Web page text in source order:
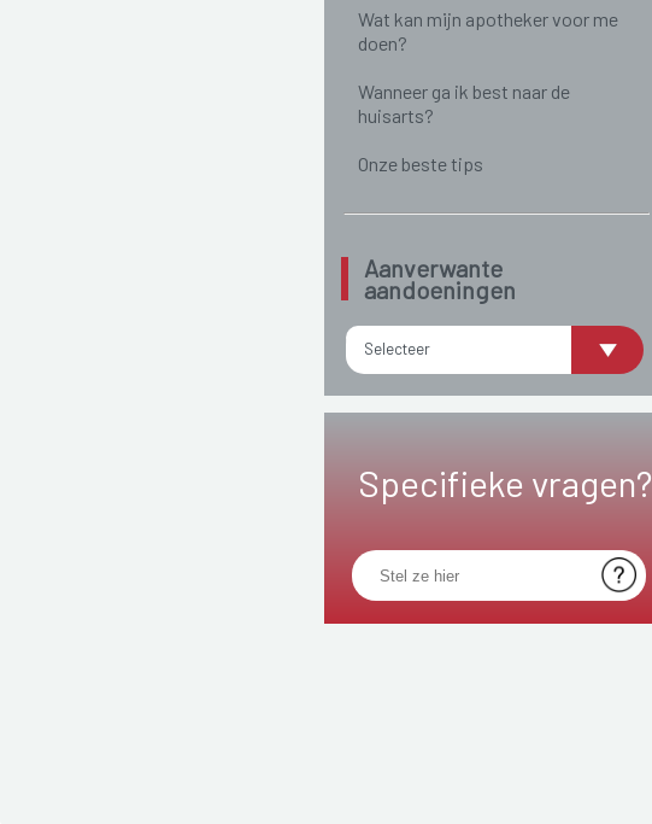
Wat kan mijn apotheker voor me
doen?
Wanneer ga ik best naar de
huisarts?
Onze beste tips
Aanverwante
aandoeningen
Selecteer
Specifieke vragen?